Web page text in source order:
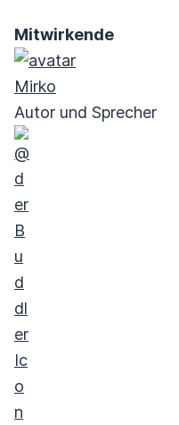
Mitwirkende
Mirko
Autor und Sprecher